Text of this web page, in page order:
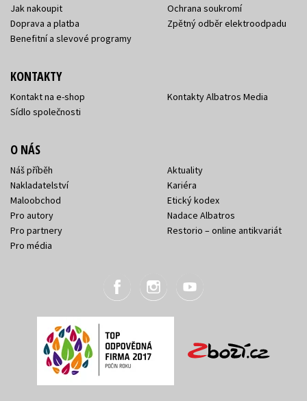
Jak nakoupit
Doprava a platba
Benefitní a slevové programy
Ochrana soukromí
Zpětný odběr elektroodpadu
KONTAKTY
Kontakt na e-shop
Sídlo společnosti
Kontakty Albatros Media
O NÁS
Náš příběh
Nakladatelství
Maloobchod
Pro autory
Pro partnery
Pro média
Aktuality
Kariéra
Etický kodex
Nadace Albatros
Restorio – online antikvariát